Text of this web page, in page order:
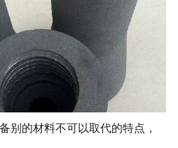
别的材料不可以取代的特点，